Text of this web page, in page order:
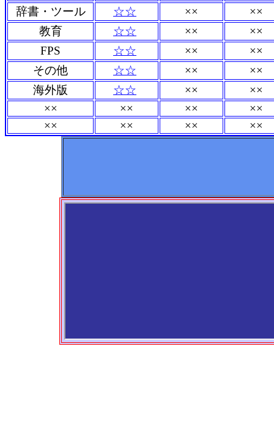
辞書・ツール ☆☆ ××
××
教育
☆☆ ××
××
FPS
☆☆ ××
××
その他
☆☆ ××
××
海外版
☆☆ ××
××
××
×× ××
××
××
×× ×× ××